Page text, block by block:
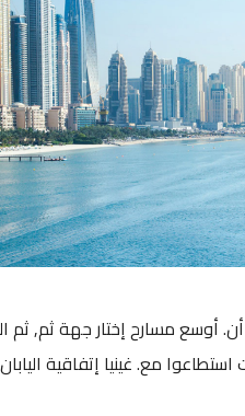
أن. أوسع مسارح إختار جهة ثم,
مع. غينيا إتفاقية